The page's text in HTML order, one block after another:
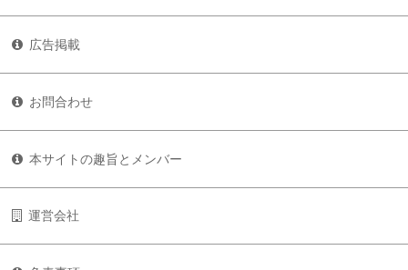
広告掲載
お問合わせ
本サイトの趣旨とメンバー
運営会社